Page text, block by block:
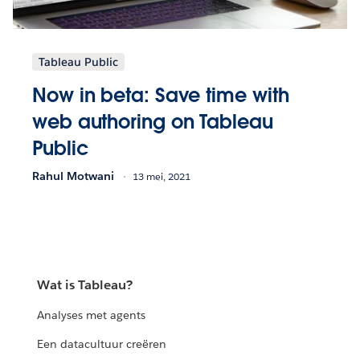
Tableau Public
Now in beta: Save time with
web authoring on Tableau
Public
Rahul Motwani 13 mei, 2021
Wat is Tableau?
Analyses met agents
Een datacultuur creëren